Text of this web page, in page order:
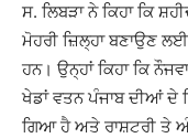
ਸ. ਲਿਬੜਾ ਨੇ ਕਿਹਾ ਕਿ
ਮੋਹਰੀ ਜ਼ਿਲ੍ਹਾ ਬਣਾਉਣ
ਹਨ। ਉਨ੍ਹਾਂ ਕਿਹਾ ਕਿ
ਖੇਡਾਂ ਵਤਨ ਪੰਜਾਬ ਦੀਆਂ ਦੇ
ਗਿਆ ਹੈ ਅਤੇ ਰਾਸ਼ਟਰੀ ਤੇ